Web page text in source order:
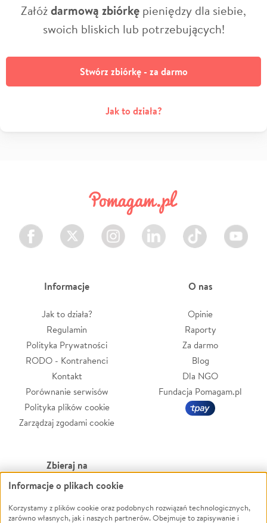
Załóżdarmową zbiórkę pieniędzy dla siebie,
swoich bliskich lub potrzebujących!
Stwórz zbiórkę - za darmo
Jak to działa?
Facebook Twitter Instagram LinkedIn TikTok Youtube
Informacje
Jak to działa?
Regulamin
Polityka Prywatności
RODO - Kontrahenci
Kontakt
Porównanie serwisów
Polityka plików cookie
Zarządzaj zgodami cookie
O nas
Opinie
Raporty
Za darmo
Blog
Dla NGO
Fundacja Pomagam.pl
Zbieraj na
Leczenie
Zwierzęta
Powódź
Informacje o plikach cookie
Korzystamy z plików cookie oraz podobnych rozwiązań technologicznych,
zarówno własnych, jak i naszych partnerów. Obejmuje to zapisywanie i